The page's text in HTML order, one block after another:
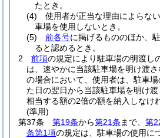
たとき。
(4)
使用者が正当な理由によらな
車場を使用しないとき。
(5)
前各号に掲げるもののほか、
ると認めるとき。
2
前項の規定により駐車場の明渡し
は、速やかに当該駐車場を明け渡さ
の場合において、使用者は、駐車
た日の翌日から当該駐車場を明け
相当する額の2倍の額を納入しなけ
(準用)
第37条
第19条から第21条 まで、 第
条第1項の規定は、駐車場の使用に